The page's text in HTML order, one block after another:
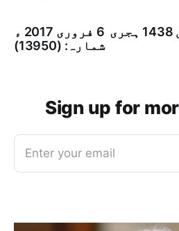
پیر­ 10 جمادى الاول 1438 ہجری ­ 6 فروری 2017 ء
شمارہ: (13950)
Sign up for
Enter your email